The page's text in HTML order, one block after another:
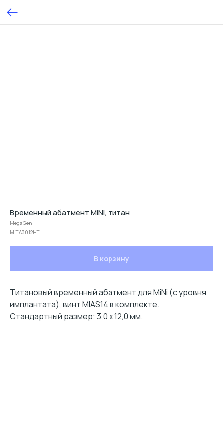
Временный абатмент MiNi, титан
MegaGen
MITA3012HT
В корзину
Титановый временный абатмент для MiNi (с уровня
имплантата), винт MIAS14 в комплекте.
Стандартный размер: 3,0 х 12,0 мм.